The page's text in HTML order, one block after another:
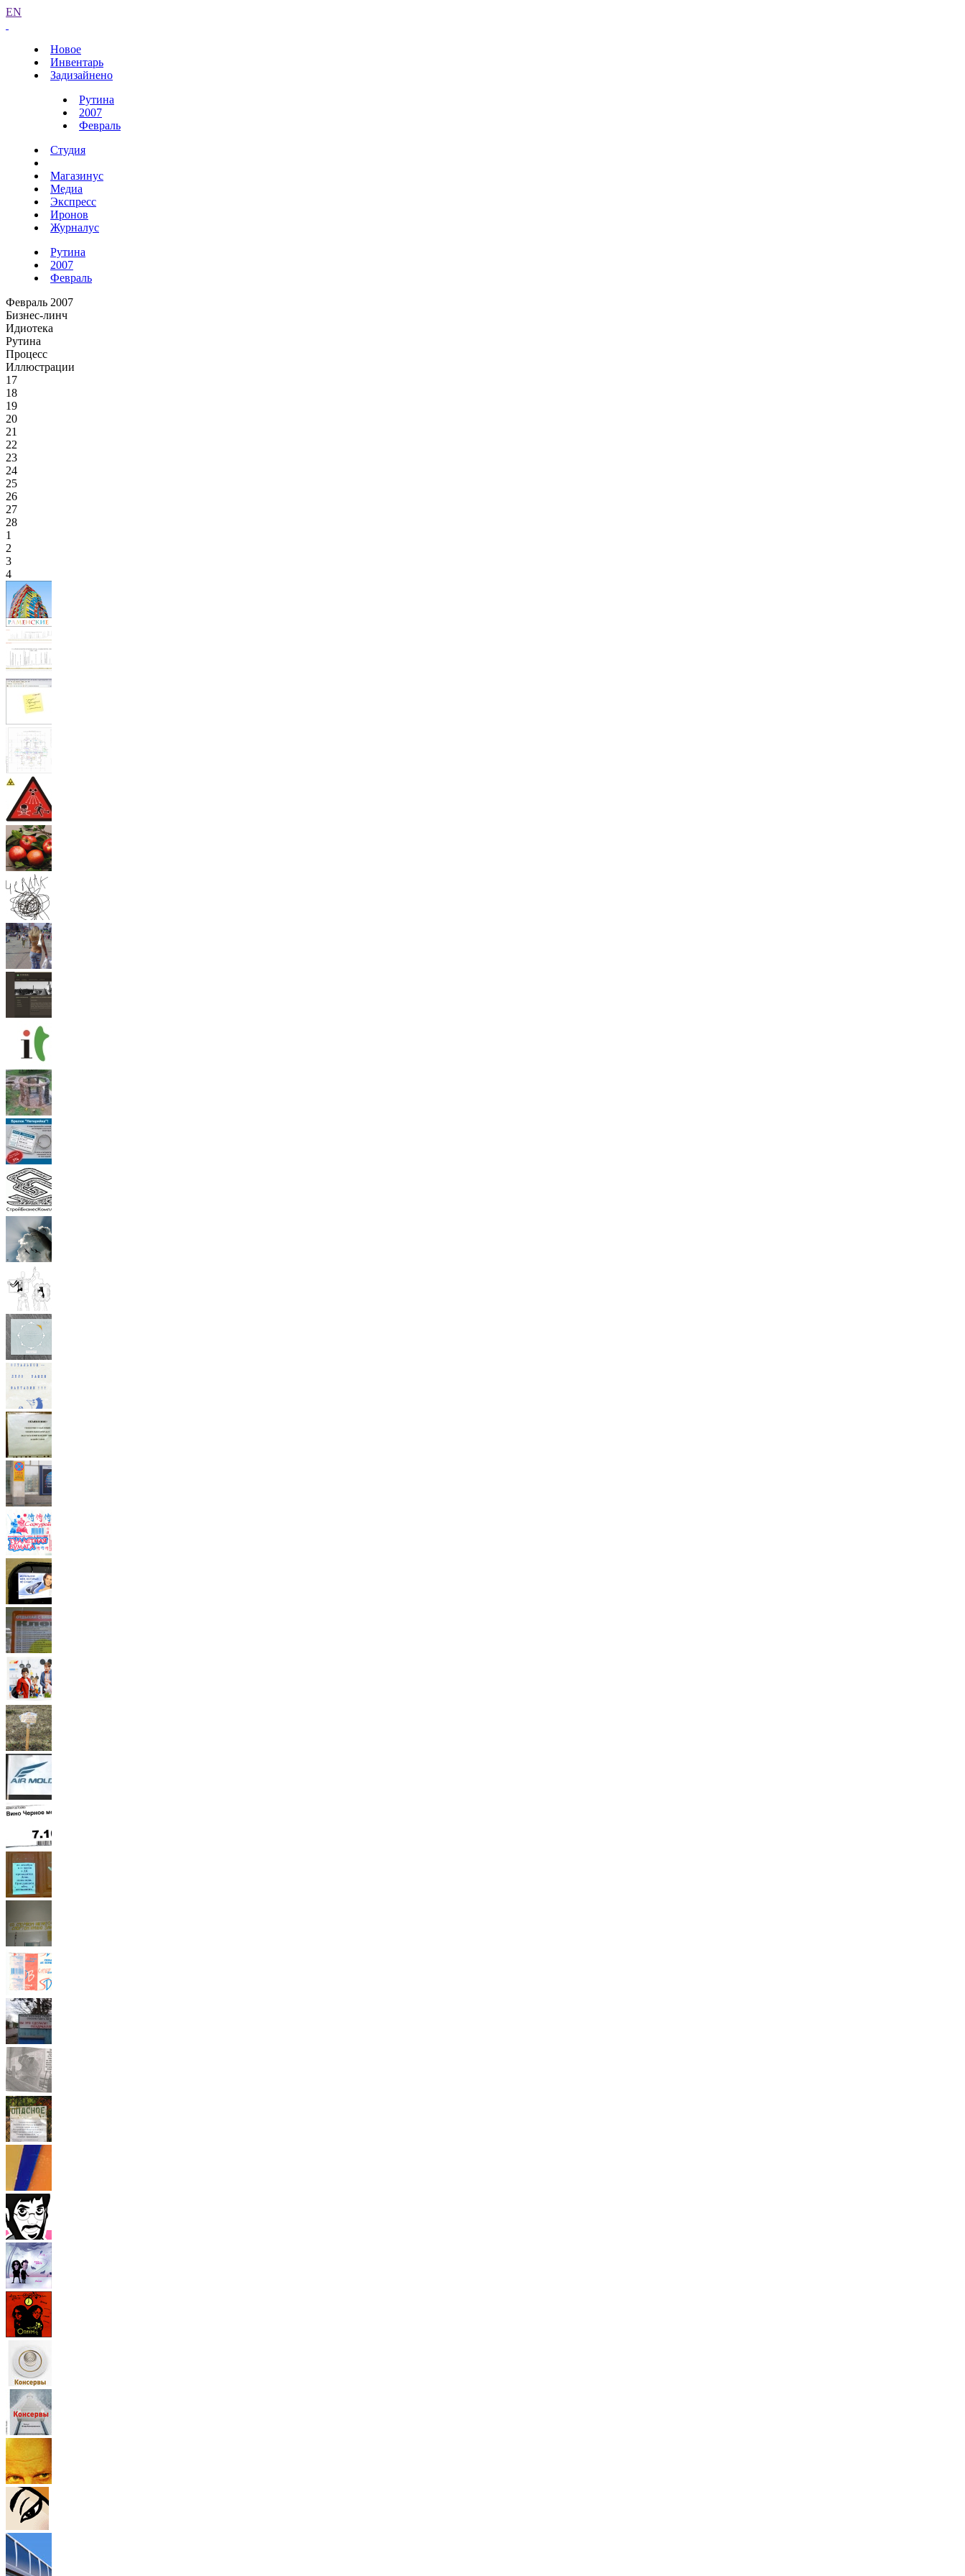
EN
Новое
Инвентарь
Задизайнено
Рутина
2007
Февраль
Студия
Магазинус
Медиа
Экспресс
Иронов
Журналус
Рутина
2007
Февраль
Февраль 2007
Бизнес-линч
Идиотека
Рутина
Процесс
Иллюстрации
17
18
19
20
21
22
23
24
25
26
27
28
1
2
3
4